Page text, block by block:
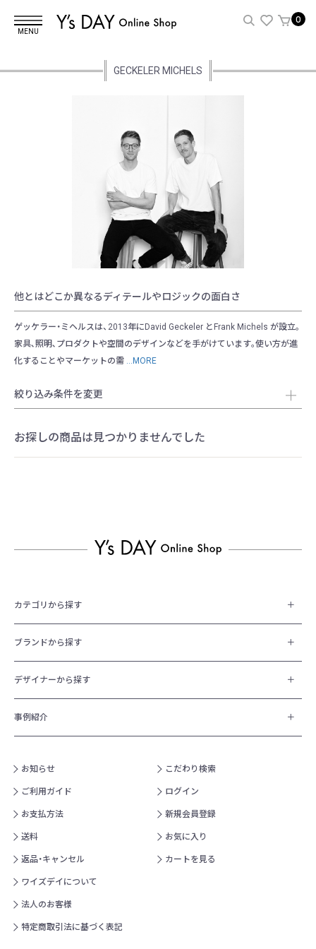
MENU
0
GECKELER MICHELS
他とはどこか異なるディテールやロジックの面白さ
ゲッケラー・ミヘルスは、2013年にDavid Geckeler とFrank Michels が設立｡
家具､照明､プロダクトや空間のデザインなどを手がけています｡使い方が進
化することやマーケットの需 ...MORE
絞り込み条件を変更
お探しの商品は見つかりませんでした
カテゴリから探す
ブランドから探す
デザイナーから探す
事例紹介
お知らせ
ご利用ガイド
お支払方法
送料
返品・キャンセル
ワイズデイについて
法人のお客様
特定商取引法に基づく表記
こだわり検索
ログイン
新規会員登録
お気に入り
カートを見る